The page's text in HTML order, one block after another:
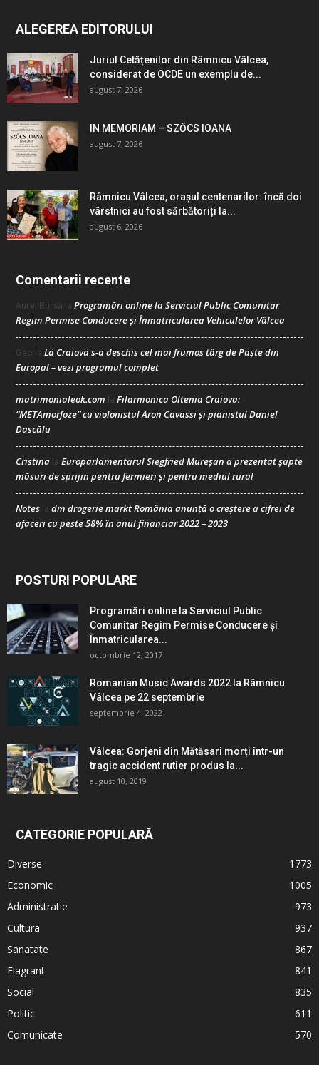
ALEGEREA EDITORULUI
Juriul Cetățenilor din Râmnicu Vâlcea,
considerat de OCDE un exemplu de...
august 7, 2026
IN MEMORIAM – SZŐCS IOANA
august 7, 2026
Râmnicu Vâlcea, orașul centenarilor: încă doi
vârstnici au fost sărbătoriți la...
august 6, 2026
Comentarii recente
Aurel Bursa la Programări online la Serviciul Public Comunitar
Regim Permise Conducere şi Înmatricularea Vehiculelor Vâlcea
Geo la La Craiova s-a deschis cel mai frumos târg de Paște din
Europa! – vezi programul complet
matrimonialeok.com la Filarmonica Oltenia Craiova:
“METAmorfoze” cu violonistul Aron Cavassi și pianistul Daniel
Dascălu
Cristina la Europarlamentarul Siegfried Mureșan a prezentat șapte
măsuri de sprijin pentru fermieri și pentru mediul rural
Notes la dm drogerie markt România anunță o creștere a cifrei de
afaceri cu peste 58% în anul financiar 2022 – 2023
POSTURI POPULARE
Programări online la Serviciul Public
Comunitar Regim Permise Conducere şi
Înmatricularea...
octombrie 12, 2017
Romanian Music Awards 2022 la Râmnicu
Vâlcea pe 22 septembrie
septembrie 4, 2022
Vâlcea: Gorjeni din Mătăsari morți într-un
tragic accident rutier produs la...
august 10, 2019
CATEGORIE POPULARĂ
Diverse
1773
Economic
1005
Administratie
973
Cultura
937
Sanatate
867
Flagrant
841
Social
835
Politic
611
Comunicate
570